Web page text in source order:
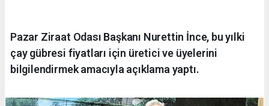
Pazar Ziraat Odası Başkanı Nurettin İnce, bu yılki
çay gübresi fiyatları için üretici ve üyelerini
bilgilendirmek amacıyla açıklama yaptı.